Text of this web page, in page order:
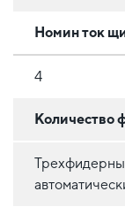
Номин ток
4
Количество